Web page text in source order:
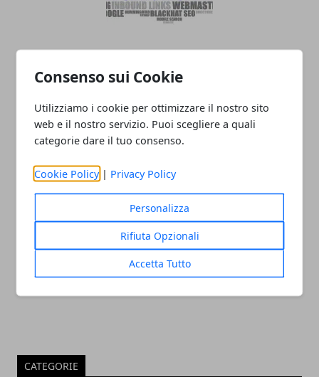
Consenso sui Cookie
Utilizziamo i cookie per ottimizzare il nostro sito
web e il nostro servizio. Puoi scegliere a quali
categorie dare il tuo consenso.
Cookie Policy | Privacy Policy
Personalizza
Rifiuta Opzionali
Accetta Tutto
SEO on-site: cos'è e come può migliorare
Il monopattino elettrico: un gioco per
CATEGORIE